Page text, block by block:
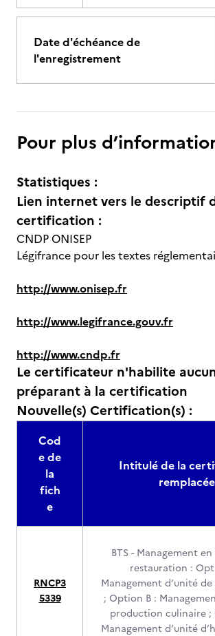
Date d'échéance de
l'enregistrement
Pour plus
Statistiques :
Lien internet vers le descriptif
certification :
CNDP ONISEP
Légifrance pour les textes
http://www.onisep.fr
http://www.legifrance.gouv.fr
http://www.cndp.fr
Le certificateur n'habilite
préparant à la certification
Nouvelle(s) Certification(s) :
Cod
e de
la
fich
e
Intitulé de la
remplacée
RNCP3
5339
BTS - Management
restauration :
Management d’unité
; Option B :
production culinaire ;
Management d’unité